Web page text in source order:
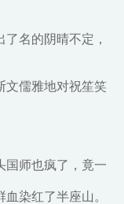
名的阴晴不定，
文儒雅地对祝笙笑
国师也疯了，竟一
染红了半座山。